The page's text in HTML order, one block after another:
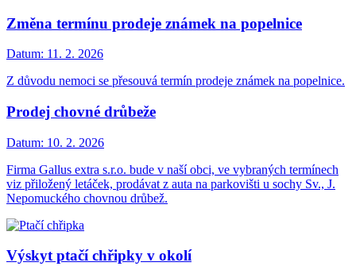
Změna termínu prodeje známek na popelnice
Datum: 11. 2. 2026
Z důvodu nemoci se přesouvá termín prodeje známek na popelnice.
Prodej chovné drůbeže
Datum: 10. 2. 2026
Firma Gallus extra s.r.o. bude v naší obci, ve vybraných termínech
viz přiložený letáček, prodávat z auta na parkovišti u sochy Sv., J.
Nepomuckého chovnou drůbež.
Výskyt ptačí chřipky v okolí